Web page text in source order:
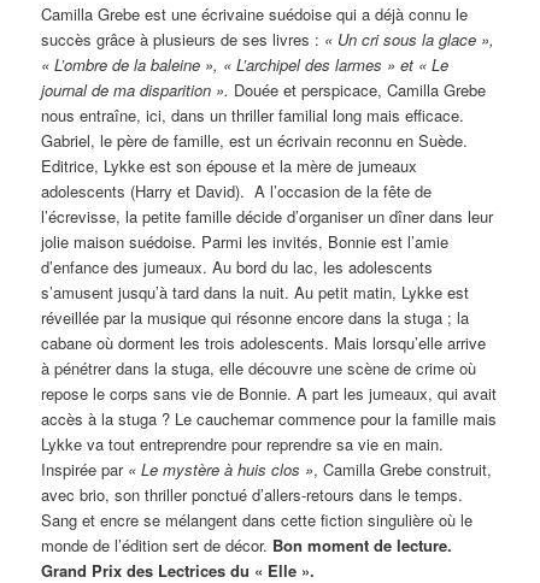
Camilla Grebe est une écrivaine suédoise qui a déjà connu le
succès grâce à plusieurs de ses livres : « Un cri sous la glace »,
« L’ombre de la baleine », « L’archipel des larmes » et « Le
journal de ma disparition ». Douée et perspicace, Camilla Grebe
nous entraîne, ici, dans un thriller familial long mais efficace.
Gabriel, le père de famille, est un écrivain reconnu en Suède.
Editrice, Lykke est son épouse et la mère de jumeaux
adolescents (Harry et David). A l’occasion de la fête de
l’écrevisse, la petite famille décide d’organiser un dîner dans leur
jolie maison suédoise. Parmi les invités, Bonnie est l’amie
d’enfance des jumeaux. Au bord du lac, les adolescents
s’amusent jusqu’à tard dans la nuit. Au petit matin, Lykke est
réveillée par la musique qui résonne encore dans la stuga ; la
cabane où dorment les trois adolescents. Mais lorsqu’elle arrive
à pénétrer dans la stuga, elle découvre une scène de crime où
repose le corps sans vie de Bonnie. A part les jumeaux, qui avait
accès à la stuga ? Le cauchemar commence pour la famille mais
Lykke va tout entreprendre pour reprendre sa vie en main.
Inspirée par « Le mystère à huis clos », Camilla Grebe construit,
avec brio, son thriller ponctué d’allers-retours dans le temps.
Sang et encre se mélangent dans cette fiction singulière où le
monde de l’édition sert de décor. Bon moment de lecture.
Grand Prix des Lectrices du « Elle ».